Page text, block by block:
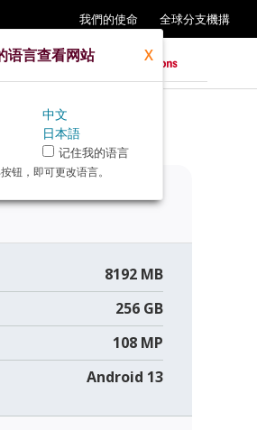
我們的使命 全球分支機搆
8192 MB
256 GB
108 MP
Android 13
语言查看网站 X
中文
日本語
记住我的语言
钮，即可更改语言。